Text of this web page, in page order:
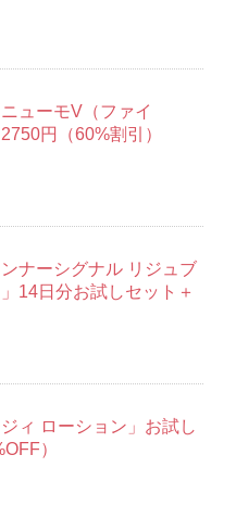
ューモV（ファイ
円（60%割引）
ナーシグナル リジュブ
14日分お試しセット＋
ィ ローション」お試し
）